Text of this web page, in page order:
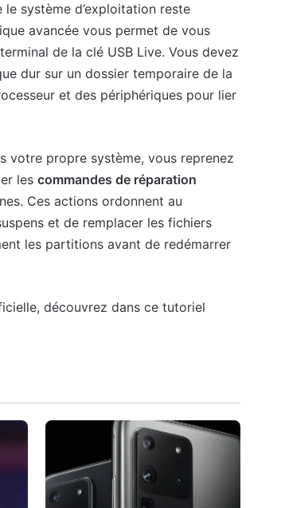
système d’exploitation reste
avancée vous permet de vous
de la clé USB Live. Vous devez
dur sur un dossier temporaire de la
et des périphériques pour lier
votre propre système, vous reprenez
les commandes de réparation
Ces actions ordonnent au
et de remplacer les fichiers
les partitions avant de redémarrer
découvrez dans ce tutoriel